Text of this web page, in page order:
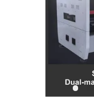
POLITYKA
PRYWATNOŚCI